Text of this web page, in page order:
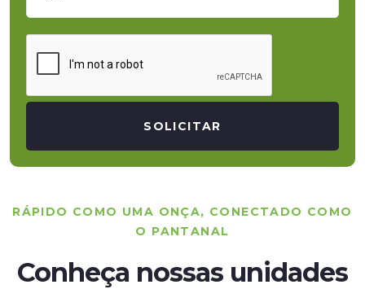
SOLICITAR
RÁPIDO COMO UMA ONÇA, CONECTADO COMO
O PANTANAL
Conheça nossas unidades